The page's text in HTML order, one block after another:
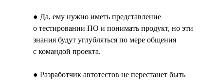
● Да, ему нужно иметь представление
о тестировании ПО и понимать продукт, но эти
знания будут углубляться по мере общения
с командой проекта.
● Разработчик автотестов не перестанет быть